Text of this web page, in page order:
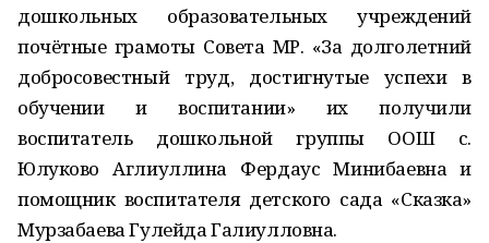
дошкольных образовательных учреждений
почётные грамоты Совета МР. «За долголетний
добросовестный труд, достигнутые успехи в
обучении и воспитании» их получили
воспитатель дошкольной группы ООШ с.
Юлуково Аглиуллина Фердаус Минибаевна и
помощник воспитателя детского сада «Сказка»
Мурзабаева Гулейда Галиулловна.